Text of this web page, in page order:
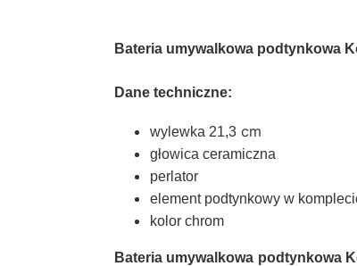
Bateria umywalkowa podtynkowa
Dane techniczne:
wylewka 21,3 cm
głowica ceramiczna
perlator
element podtynkowy w
kolor chrom
Bateria umywalkowa podtynkowa